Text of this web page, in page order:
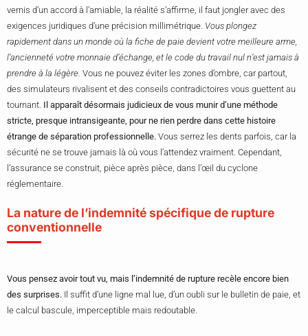
vernis d’un accord à l’amiable, la réalité s’affirme, il faut jongler avec des
exigences juridiques d’une précision millimétrique. Vous plongez
rapidement dans un monde où la fiche de paie devient votre meilleure arme,
l’ancienneté votre monnaie d’échange, et le code du travail nul n’est jamais à
prendre à la légère. Vous ne pouvez éviter les zones d’ombre, car partout,
des simulateurs rivalisent et des conseils contradictoires vous guettent au
tournant. Il apparaît désormais judicieux de vous munir d’une méthode
stricte, presque intransigeante, pour ne rien perdre dans cette histoire
étrange de séparation professionnelle. Vous serrez les dents parfois, car la
sécurité ne se trouve jamais là où vous l’attendez vraiment. Cependant,
l’assurance se construit, pièce après pièce, dans l’œil du cyclone
réglementaire.
La nature de l’indemnité spécifique de rupture
conventionnelle
Vous pensez avoir tout vu, mais l’indemnité de rupture recèle encore bien
des surprises. Il suffit d’une ligne mal lue, d’un oubli sur le bulletin de paie, et
le calcul bascule, imperceptible mais redoutable.